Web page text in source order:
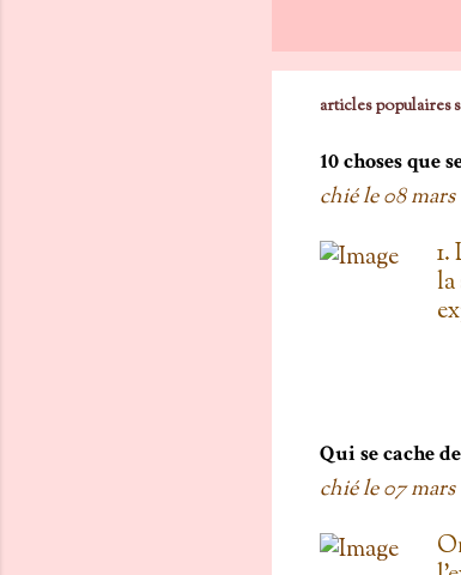
articles populaires
10 choses que
chié le08 mars
la
Qui se cache
chié le07 mars